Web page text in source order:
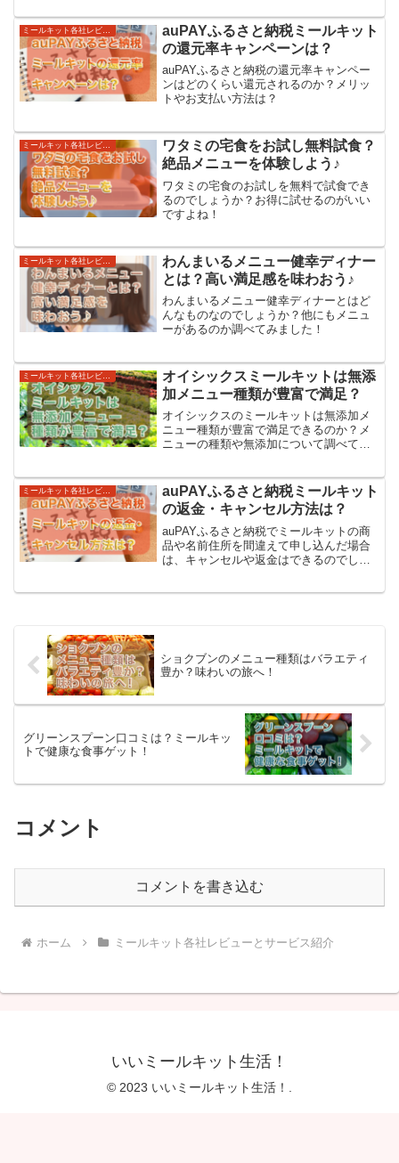
auPAYふるさと納税ミールキット
の還元率キャンペーンは？
auPAYふるさと納税の還元率キャンペー
ンはどのくらい還元されるのか？メリッ
トやお支払い方法は？
ミールキット各社レビューとサービス紹介
ワタミの宅食をお試し無料試食？
絶品メニューを体験しよう♪
ワタミの宅食のお試しを無料で試食でき
るのでしょうか？お得に試せるのがいい
ですよね！
わんまいるメニュー健幸ディナー
とは？高い満足感を味わおう♪
わんまいるメニュー健幸ディナーとはど
んなものなのでしょうか？他にもメニュ
ーがあるのか調べてみました！
オイシックスミールキットは無添
加メニュー種類が豊富で満足？
オイシックスのミールキットは無添加メ
ニュー種類が豊富で満足できるのか？メ
ニューの種類や無添加について調べてみ
ミールキット各社レビューとサービス紹介
auPAYふるさと納税ミールキット
の返金・キャンセル方法は？
auPAYふるさと納税でミールキットの商
品や名前住所を間違えて申し込んだ場合
は、キャンセルや返金はできるのでしょ
ショクブンのメニュー種類はバラエティ
豊か？味わいの旅へ！
グリーンスプーン口コミは？ミールキッ
トで健康な食事ゲット！
コメント
コメントを書き込む
ホーム ミールキット各社レビューとサービス紹介
いいミールキット生活！
© 2023 いいミールキット生活！.